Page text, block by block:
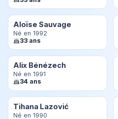
Aloïse Sauvage
Né en 1992
33 ans
Alix Bénézech
Né en 1991
34 ans
Tihana Lazović
Né en 1990